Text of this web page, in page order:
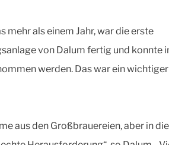
mehr als einem Jahr, war die erste
von Dalum fertig und konnte
werden. Das war ein wichtiger
aus den Großbrauereien, aber in